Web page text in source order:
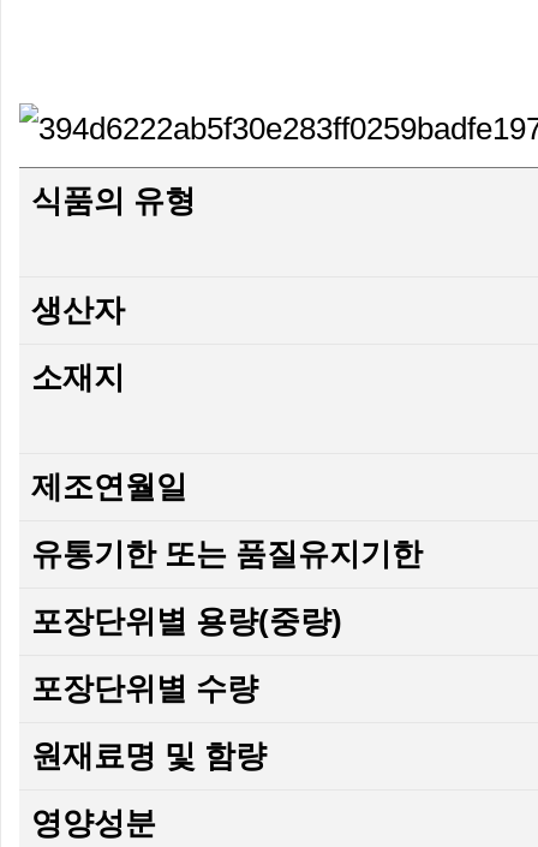
식품의 유형
생산자
소재지
제조연월일
유통기한 또는 품질유지기한
포장단위별 용량(중량)
포장단위별 수량
원재료명 및 함량
영양성분